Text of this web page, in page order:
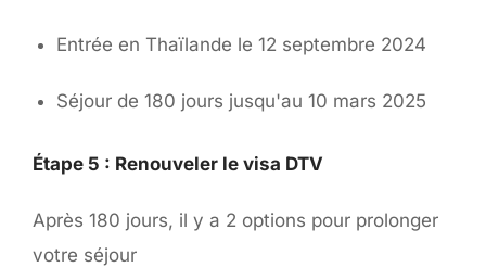
Entrée en Thaïlande le 12 septembre 2024
Séjour de 180 jours jusqu'au 10 mars 2025
Étape 5 : Renouveler le visa DTV
Après 180 jours, il y a 2 options pour prolonger
votre séjour